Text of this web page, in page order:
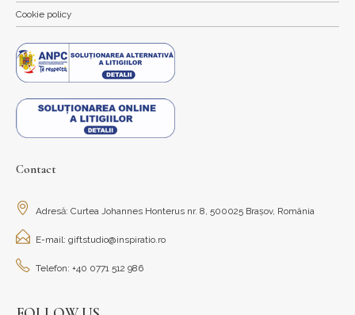
Cookie policy
Contact
Adresă: Curtea Johannes Honterus nr. 8, 500025 Brașov, România
E-mail: giftstudio@inspiratio.ro
Telefon: +40 0771 512 986